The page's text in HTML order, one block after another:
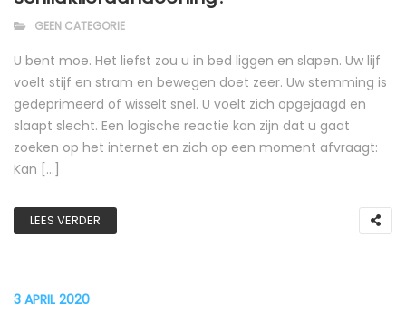
GEEN CATEGORIE
U bent moe. Het liefst zou u in bed liggen en slapen. Uw lijf
voelt stijf en stram en bewegen doet zeer. Uw stemming is
gedeprimeerd of wisselt snel. U voelt zich opgejaagd en
slaapt slecht. Een logische reactie kan zijn dat u gaat
zoeken op het internet en zich op een moment afvraagt:
Kan […]
LEES VERDER
3 APRIL 2020